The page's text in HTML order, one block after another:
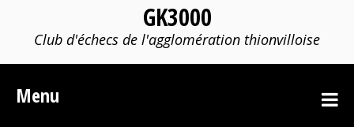
GK3000
Club d'échecs de l'agglomération thionvilloise
Menu